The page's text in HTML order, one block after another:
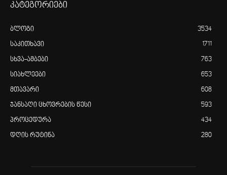
კატეგორიები
ბლოგი 3534
საკითხავი 1711
სხვა-ამბები 763
სიახლეები 653
მთავარი 608
ჯანსაღი ცხოვრების წესი 593
პროცედურა 434
დღის რუტინა 280